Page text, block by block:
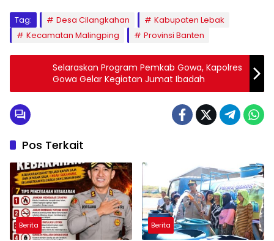
Tag: Desa Cilangkahan
Kabupaten Lebak
Kecamatan Malingping
Provinsi Banten
Selaraskan Program Pemkab Gowa, Kapolres
Gowa Gelar Kegiatan Jumat Ibadah
Pos Terkait
Berita Berita